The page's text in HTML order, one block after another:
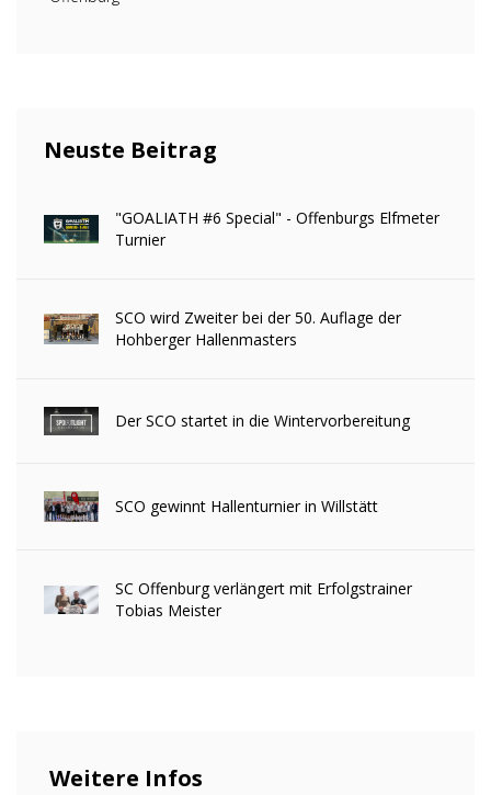
Neuste Beitrag
"GOALIATH #6 Special" - Offenburgs Elfmeter
Turnier
SCO wird Zweiter bei der 50. Auflage der
Hohberger Hallenmasters
Der SCO startet in die Wintervorbereitung
SCO gewinnt Hallenturnier in Willstätt
SC Offenburg verlängert mit Erfolgstrainer
Tobias Meister
Weitere Infos